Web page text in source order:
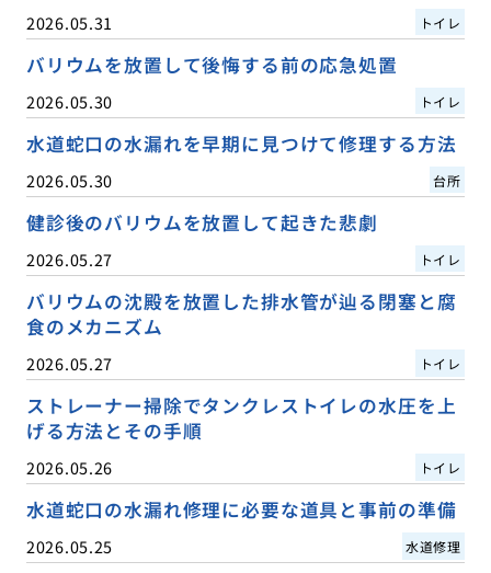
2026.05.31 トイレ
バリウムを放置して後悔する前の応急処置
2026.05.30 トイレ
水道蛇口の水漏れを早期に見つけて修理する方法
2026.05.30 台所
健診後のバリウムを放置して起きた悲劇
2026.05.27 トイレ
バリウムの沈殿を放置した排水管が辿る閉塞と腐
食のメカニズム
2026.05.27 トイレ
ストレーナー掃除でタンクレストイレの水圧を上
げる方法とその手順
2026.05.26 トイレ
水道蛇口の水漏れ修理に必要な道具と事前の準備
2026.05.25 水道修理